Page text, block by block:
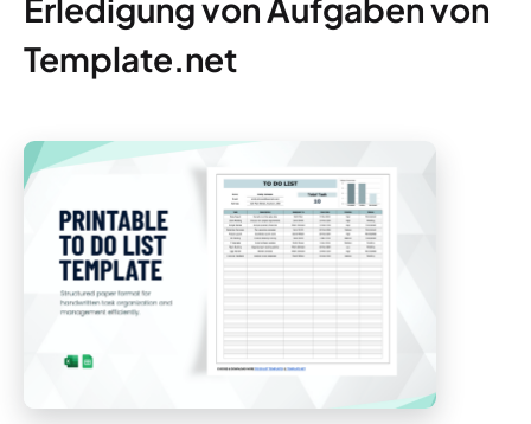
Erledigung von Aufgaben von
Template.net